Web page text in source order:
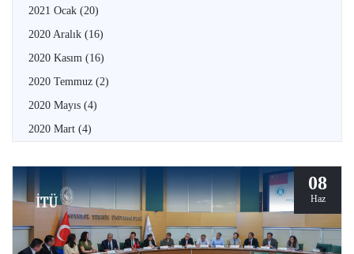
2021 Ocak (20)
2020 Aralık (16)
2020 Kasım (16)
2020 Temmuz (2)
2020 Mayıs (4)
2020 Mart (4)
08
Haz